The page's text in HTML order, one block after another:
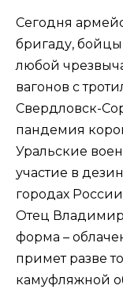
Сегодня
бригаду,
любой
вагонов с
Свердловск-
пандемия
Уральские
участие в
городах
Отец
форма –
примет разве
камуфляжной